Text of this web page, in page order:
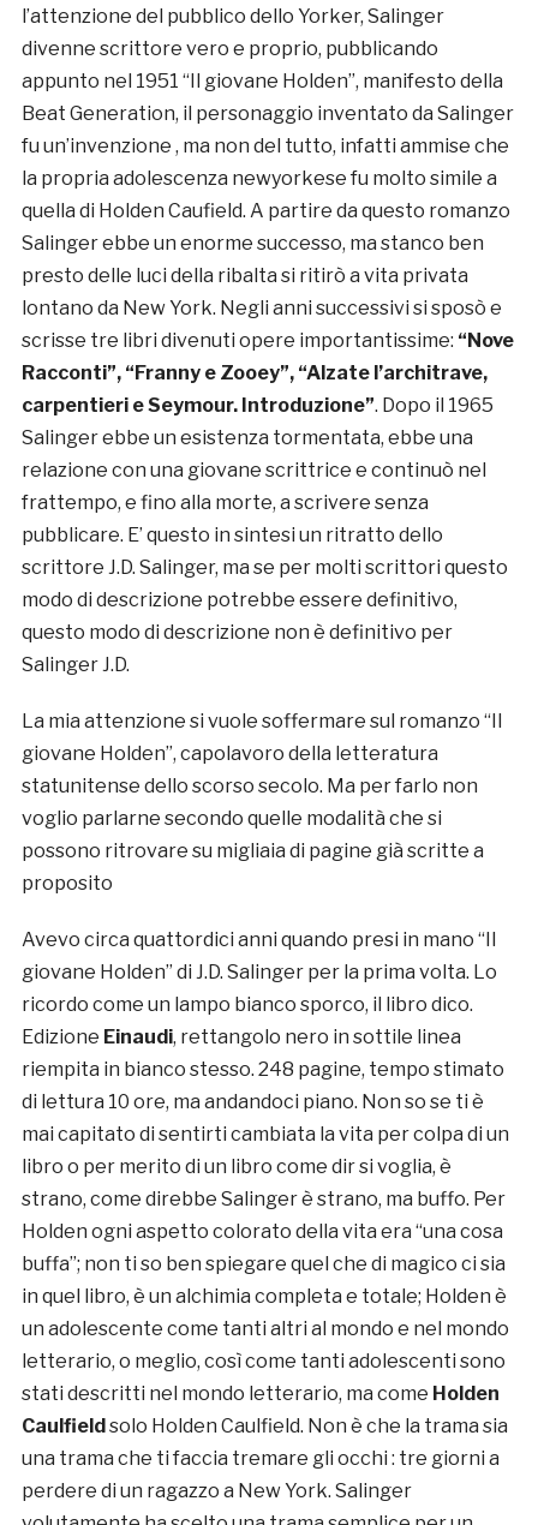
l’attenzione del pubblico dello Yorker, Salinger
divenne scrittore vero e proprio, pubblicando
appunto nel 1951 “Il giovane Holden”, manifesto della
Beat Generation, il personaggio inventato da Salinger
fu un’invenzione , ma non del tutto, infatti ammise che
la propria adolescenza newyorkese fu molto simile a
quella di Holden Caufield. A partire da questo romanzo
Salinger ebbe un enorme successo, ma stanco ben
presto delle luci della ribalta si ritirò a vita privata
lontano da New York. Negli anni successivi si sposò e
scrisse tre libri divenuti opere importantissime: “Nove
Racconti”, “Franny e Zooey”, “Alzate l’architrave,
carpentieri e Seymour. Introduzione”. Dopo il 1965
Salinger ebbe un esistenza tormentata, ebbe una
relazione con una giovane scrittrice e continuò nel
frattempo, e fino alla morte, a scrivere senza
pubblicare. E’ questo in sintesi un ritratto dello
scrittore J.D. Salinger, ma se per molti scrittori questo
modo di descrizione potrebbe essere definitivo,
questo modo di descrizione non è definitivo per
Salinger J.D.
La mia attenzione si vuole soffermare sul romanzo “Il
giovane Holden”, capolavoro della letteratura
statunitense dello scorso secolo. Ma per farlo non
voglio parlarne secondo quelle modalità che si
possono ritrovare su migliaia di pagine già scritte a
proposito
Avevo circa quattordici anni quando presi in mano “Il
giovane Holden” di J.D. Salinger per la prima volta. Lo
ricordo come un lampo bianco sporco, il libro dico.
Edizione Einaudi, rettangolo nero in sottile linea
riempita in bianco stesso. 248 pagine, tempo stimato
di lettura 10 ore, ma andandoci piano. Non so se ti è
mai capitato di sentirti cambiata la vita per colpa di un
libro o per merito di un libro come dir si voglia, è
strano, come direbbe Salinger è strano, ma buffo. Per
Holden ogni aspetto colorato della vita era “una cosa
buffa”; non ti so ben spiegare quel che di magico ci sia
in quel libro, è un alchimia completa e totale; Holden è
un adolescente come tanti altri al mondo e nel mondo
letterario, o meglio, così come tanti adolescenti sono
stati descritti nel mondo letterario, ma come Holden
Caulfield solo Holden Caulfield. Non è che la trama sia
una trama che ti faccia tremare gli occhi : tre giorni a
perdere di un ragazzo a New York. Salinger